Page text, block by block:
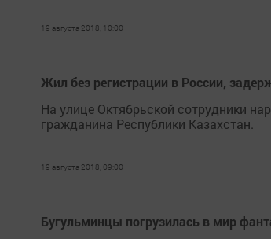
19 августа 2018, 10:00
Жил без регистрации в России,
На улице Октябрьской сотрудники
гражданина Республики Казахстан.
19 августа 2018, 09:00
Бугульминцы погрузилась в мир